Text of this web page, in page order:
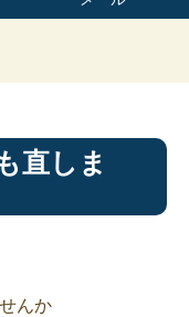
直しま
んか